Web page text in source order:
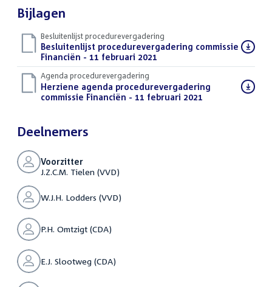
Bijlagen
Besluitenlijst procedurevergadering
Download
bestand:
Besluitenlijst procedurevergadering commissie
Financiën - 11 februari 2021
Agenda procedurevergadering
Download
bestand:
Herziene agenda procedurevergadering
commissie Financiën - 11 februari 2021
Deelnemers
Voorzitter
J.Z.C.M. Tielen (VVD)
W.J.H. Lodders (VVD)
P.H. Omtzigt (CDA)
E.J. Slootweg (CDA)